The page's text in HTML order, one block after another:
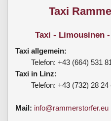
Taxi
Taxi - Limousinen
Taxi allgemein:
Telefon: +43 (664) 531
Taxi in Linz:
Telefon: +43 (732) 28 24
Mail: info@rammerstorfer.eu